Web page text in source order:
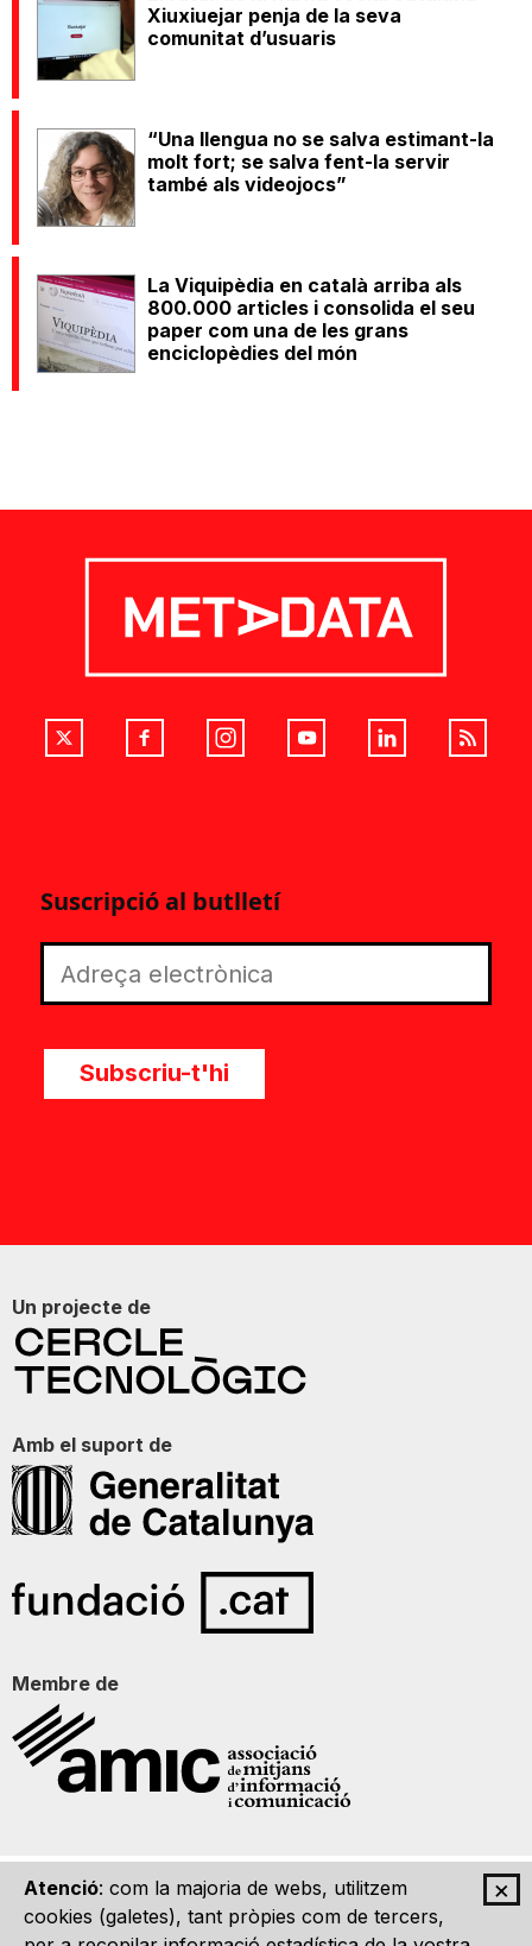
Xiuxiuejar penja de la seva
comunitat d’usuaris
“Una llengua no se salva estimant-la
molt fort; se salva fent-la servir
també als videojocs”
La Viquipèdia en català arriba als
800.000 articles i consolida el seu
paper com una de les grans
enciclopèdies del món
×
Atenció: com la majoria de webs, utilitzem
cookies (galetes), tant pròpies com de tercers,
Suscripció al butlletí
Subscriu-t'hi
Un projecte de
Amb el suport de
Membre de
Qui som Contacte Imatge Gràfica Avís legal